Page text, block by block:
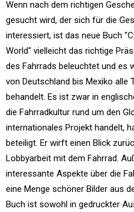
Wenn nach dem richtigen
gesucht wird, der sich für die
interessiert, ist das neue Buch
World" vielleicht das richtige
des Fahrrads beleuchtet und es
von Deutschland bis Mexiko alle
behandelt. Es ist zwar in
die Fahrradkultur rund um den
internationales Projekt handelt,
beteiligt. Er wirft einen Blick
Lobbyarbeit mit dem Fahrrad.
interessante Aspekte über die
eine Menge schöner Bilder aus
Buch ist sowohl in gedruckter